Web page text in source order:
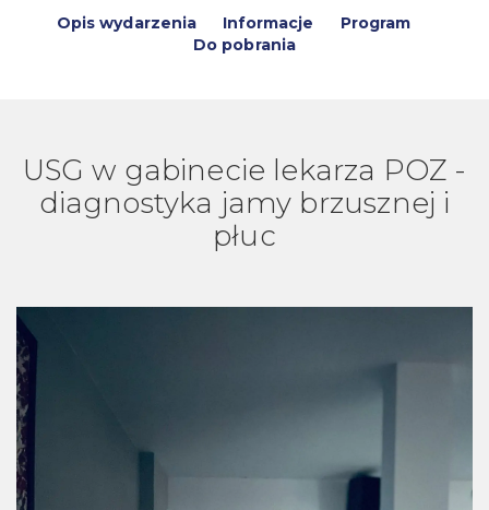
Opis wydarzenia Informacje
Program
Do pobrania
USG w gabinecie lekarza POZ -
diagnostyka jamy brzusznej i
płuc